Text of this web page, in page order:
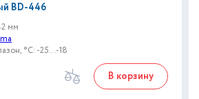
BD-446
мм
°C: -25...-18
В корзину